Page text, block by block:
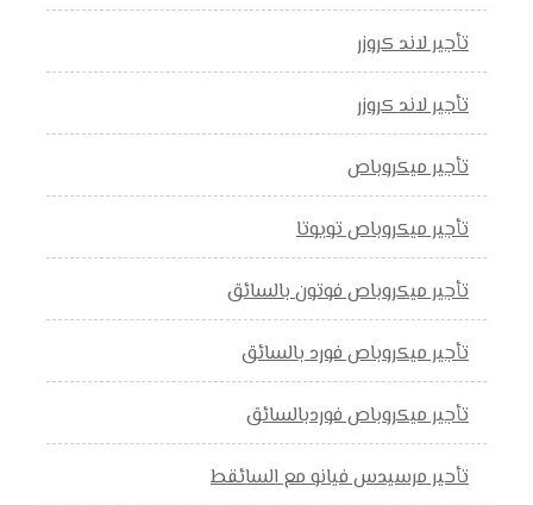
تأجير لاند كروزر
تأجير لاند كروزر
تأجير ميكروباص
تأجير ميكروباص تويوتا
تأجير ميكروباص فوتون بالسائق
تأجير ميكروباص فورد بالسائق
تأجير ميكروباص فوردبالسائق
تأحير مرسيدس فيانو مع السائقط